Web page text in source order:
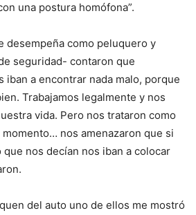
una postura homófona”.
desempeña como peluquero y
seguridad- contaron que
iban a encontrar nada malo, porque
Trabajamos legalmente y nos
vida. Pero nos trataron como
nos amenazaron que si
nos decían nos iban a colocar
del auto uno de ellos me mostró